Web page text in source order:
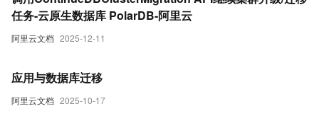
阿里云文档 2025-12-11
任务-云原生数据库 PolarDB-阿里云
阿里云文档 2025-10-17
应用与数据库迁移